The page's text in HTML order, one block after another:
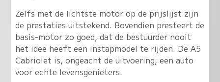
Zelfs met de lichtste motor op de prijslijst zijn
de prestaties uitstekend. Bovendien presteert de
basis-motor zo goed, dat de bestuurder nooit
het idee heeft een instapmodel te rijden. De A5
Cabriolet is, ongeacht de uitvoering, een auto
voor echte levensgenieters.